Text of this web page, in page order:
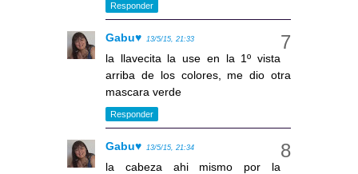
Responder
Gabu♥ 13/5/15, 21:33
la llavecita la use en la 1º vista
arriba de los colores, me dio otra
mascara verde
Responder
Gabu♥ 13/5/15, 21:34
la cabeza ahi mismo por la